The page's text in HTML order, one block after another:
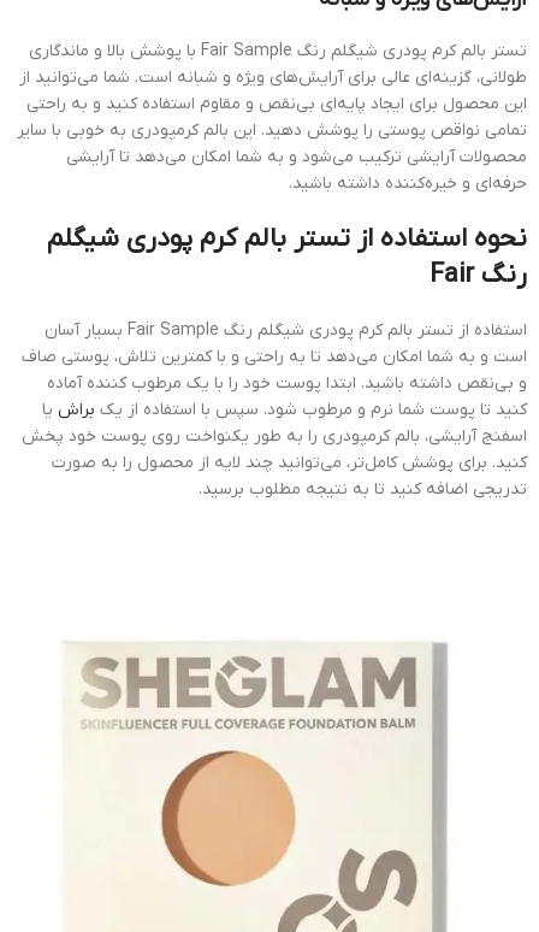
تستر بالم کرم پودری شیگلم رنگ Fair Sample با پوشش بالا و ماندگاری
طولانی، گزینه‌ای عالی برای آرایش‌های ویژه و شبانه است. شما می‌توانید از
این محصول برای ایجاد پایه‌ای بی‌نقص و مقاوم استفاده کنید و به راحتی
تمامی نواقص پوستی را پوشش دهید. این بالم کرمپودری به خوبی با سایر
محصولات آرایشی ترکیب می‌شود و به شما امکان می‌دهد تا آرایشی
حرفه‌ای و خیره‌کننده داشته باشید.
نحوه استفاده از تستر بالم کرم پودری شیگلم
رنگ Fair
استفاده از تستر بالم کرم پودری شیگلم رنگ Fair Sample بسیار آسان
است و به شما امکان می‌دهد تا به راحتی و با کمترین تلاش، پوستی صاف
و بی‌نقص داشته باشید. ابتدا پوست خود را با یک مرطوب کننده آماده
کنید تا پوست شما نرم و مرطوب شود. سپس با استفاده از یک براش یا
اسفنج آرایشی، بالم کرمپودری را به طور یکنواخت روی پوست خود پخش
کنید. برای پوشش کامل‌تر، می‌توانید چند لایه از محصول را به صورت
تدریجی اضافه کنید تا به نتیجه مطلوب برسید.